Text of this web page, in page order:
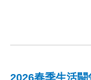
2026春季生活闘